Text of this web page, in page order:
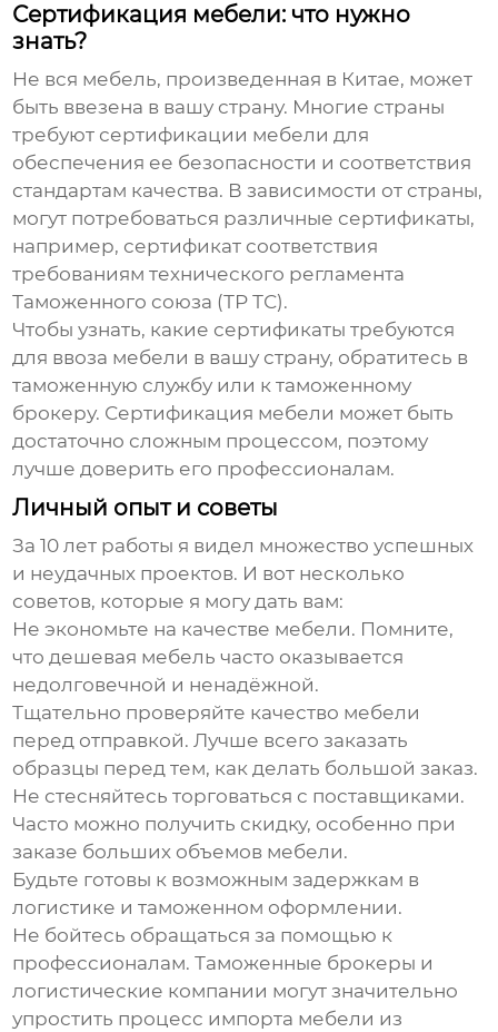
Сертификация мебели: что нужно
знать?
Не вся мебель, произведенная в Китае, может
быть ввезена в вашу страну. Многие страны
требуют сертификации мебели для
обеспечения ее безопасности и соответствия
стандартам качества. В зависимости от страны,
могут потребоваться различные сертификаты,
например, сертификат соответствия
требованиям технического регламента
Таможенного союза (ТР ТС).
Чтобы узнать, какие сертификаты требуются
для ввоза мебели в вашу страну, обратитесь в
таможенную службу или к таможенному
брокеру. Сертификация мебели может быть
достаточно сложным процессом, поэтому
лучше доверить его профессионалам.
Личный опыт и советы
За 10 лет работы я видел множество успешных
и неудачных проектов. И вот несколько
советов, которые я могу дать вам:
Не экономьте на качестве мебели. Помните,
что дешевая мебель часто оказывается
недолговечной и ненадёжной.
Тщательно проверяйте качество мебели
перед отправкой. Лучше всего заказать
образцы перед тем, как делать большой заказ.
Не стесняйтесь торговаться с поставщиками.
Часто можно получить скидку, особенно при
заказе больших объемов мебели.
Будьте готовы к возможным задержкам в
логистике и таможенном оформлении.
Не бойтесь обращаться за помощью к
профессионалам. Таможенные брокеры и
логистические компании могут значительно
упростить процесс импорта мебели из